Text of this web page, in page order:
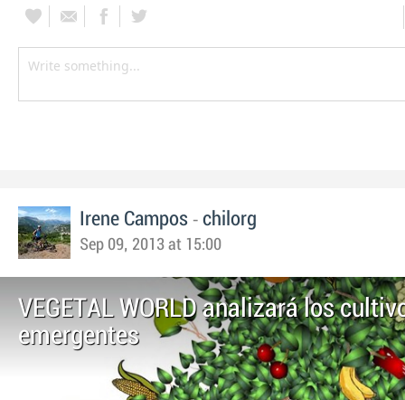
Irene Campos - chilorg
Sep 09, 2013 at 15:00
VEGETAL WORLD analizará los
emergentes